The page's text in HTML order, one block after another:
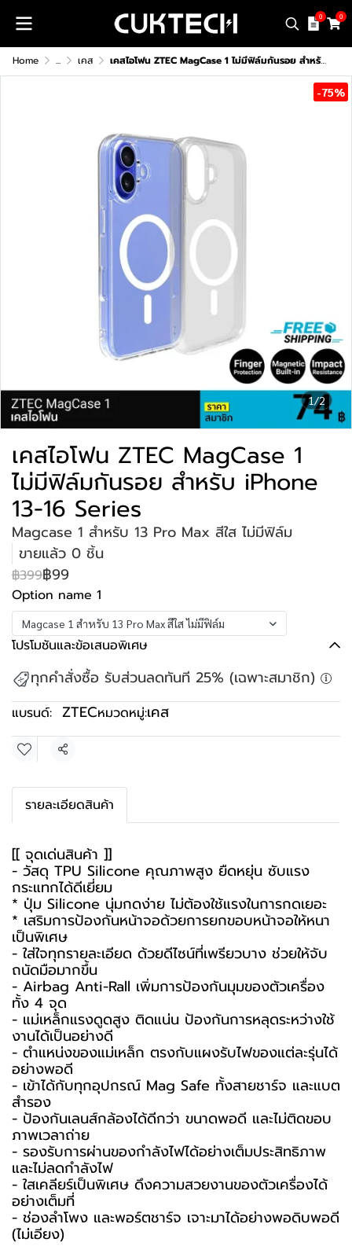
0 0
Home ... เคส เคสไอโฟน ZTEC MagCase 1 ไม่มีฟิล์มกันรอย สำหรับ iPhone 13-16 Series
1/2
-75%
เคสไอโฟน ZTEC MagCase 1
ไม่มีฟิล์มกันรอย สำหรับ iPhone
13-16 Series
Magcase 1 สำหรับ 13 Pro Max สีใส ไม่มีฟิล์ม
ขายแล้ว 0 ชิ้น
฿399฿99
Option name 1
Magcase 1 สำหรับ 13 Pro Max สีใส ไม่มีฟิล์ม
โปรโมชันและข้อเสนอพิเศษ
ทุกคำสั่งซื้อ รับส่วนลดทันที 25% (เฉพาะสมาชิก)
แบรนด์: ZTECหมวดหมู่:เคส
แชร์
รายละเอียดสินค้า
[[ จุดเด่นสินค้า ]]
- วัสดุ TPU Silicone คุณภาพสูง ยืดหยุ่น ซับแรง
กระแทกได้ดีเยี่ยม
* ปุ่ม Silicone นุ่มกดง่าย ไม่ต้องใช้แรงในการกดเยอะ
* เสริมการป้องกันหน้าจอด้วยการยกขอบหน้าจอให้หนา
เป็นพิเศษ
- ใส่ใจทุกรายละเอียด ด้วยดีไซน์ที่เพรียวบาง ช่วยให้จับ
ถนัดมือมากขึ้น
- Airbag Anti-Rall เพิ่มการป้องกันมุมของตัวเครื่อง
ทั้ง 4 จุด
- แม่เหล็กแรงดูดสูง ติดแน่น ป้องกันการหลุดระหว่างใช้
งานได้เป็นอย่างดี
- ตำแหน่งของแม่เหล็ก ตรงกับแผงรับไฟของแต่ละรุ่นได้
อย่างพอดี
- เข้าได้กับทุกอุปกรณ์ Mag Safe ทั้งสายชาร์จ และแบต
สำรอง
- ป้องกันเลนส์กล้องได้ดีกว่า ขนาดพอดี และไม่ติดขอบ
ภาพเวลาถ่าย
- รองรับการผ่านของกำลังไฟได้อย่างเต็มประสิทธิภาพ
และไม่ลดกำลังไฟ
- ใสเคลียร์เป็นพิเศษ ดึงความสวยงานของตัวเครื่องได้
อย่างเต็มที่
- ช่องลำโพง และพอร์ตชาร์จ เจาะมาได้อย่างพอดิบพอดี
(ไม่เอียง)